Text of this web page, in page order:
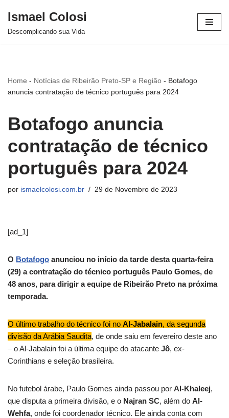
Avançar
Ismael Colosi
Descomplicando sua Vida
Home - Notícias de Ribeirão Preto-SP e Região - Botafogo
anuncia contratação de técnico português para 2024
Botafogo anuncia
contratação de técnico
português para 2024
por ismaelcolosi.com.br 29 de Novembro de 2023
[ad_1]
O Botafogo anunciou no início da tarde desta quarta-feira
(29) a contratação do técnico português Paulo Gomes, de
48 anos, para dirigir a equipe de Ribeirão Preto na próxima
temporada.
O último trabalho do técnico foi no Al-Jabalain, da segunda
divisão da Arábia Saudita, de onde saiu em fevereiro deste ano
– o Al-Jabalain foi a última equipe do atacante Jô, ex-
Corinthians e seleção brasileira.
No futebol árabe, Paulo Gomes ainda passou por Al-Khaleej,
que disputa a primeira divisão, e o Najran SC, além do Al-
Wehfa, onde foi coordenador técnico. Ele ainda conta com